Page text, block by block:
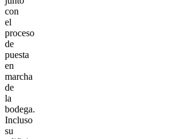
con
el
proceso
de
puesta
en
marcha
de
la
bodega.
Incluso
su